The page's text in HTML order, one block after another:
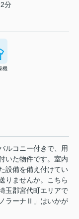
分
機
ルコニー付きで、用
いた物件です。室内
設備を備え付けてい
りませんか。こちら
玉郡宮代町エリアで
ラーナⅡ」はいかが